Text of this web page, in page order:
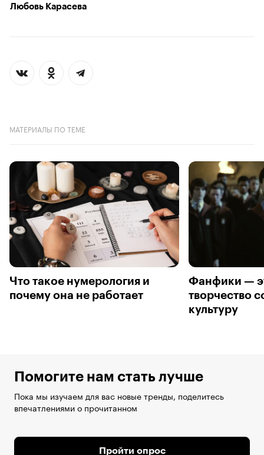
Любовь Карасева
МАТЕРИАЛЫ ПО ТЕМЕ
Что такое нумерология и
почему она не работает
Фанфики —
творчество
культуру
Помогите нам стать лучше
Пока мы изучаем для вас новые тренды, поделитесь
впечатлениями о прочитанном
Пройти опрос